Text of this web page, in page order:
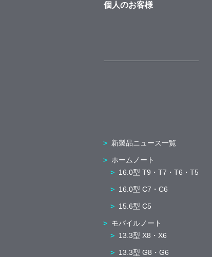
個人のお客様
新製品ニュース一覧
ホームノート
16.0型 T9・T7・T6・T5
16.0型 C7・C6
15.6型 C5
モバイルノート
13.3型 X8・X6
13.3型 G8・G6